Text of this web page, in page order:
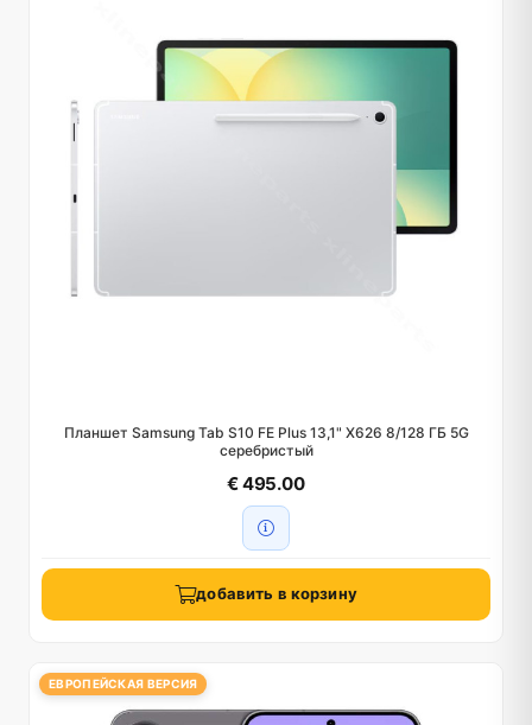
Планшет Samsung Tab S10 FE Plus 13,1" X626 8/128 ГБ 5G
серебристый
€ 495.00
добавить в корзину
ЕВРОПЕЙСКАЯ ВЕРСИЯ